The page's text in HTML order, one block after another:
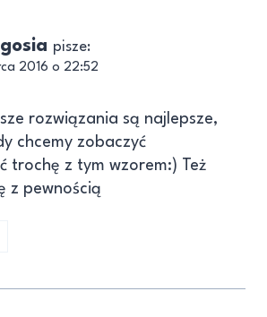
pisze:
2016 o 22:52
rozwiązania są najlepsze,
chcemy zobaczyć
trochę z tym wzorem:) Też
z pewnością